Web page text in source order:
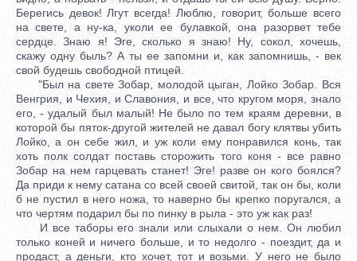
Берегись девок! Лгут всегда! Люблю, говорит, больше всего
на свете, а ну-ка, уколи ее булавкой, она разорвет тебе
сердце. Знаю я! Эге, сколько я знаю! Ну, сокол, хочешь,
скажу одну быль? А ты ее запомни и, как запомнишь, - век
свой будешь свободной птицей.
"Был на свете Зобар, молодой цыган, Лойко Зобар. Вся
Венгрия, и Чехия, и Славония, и все, что кругом моря, знало
его, - удалый был малый! Не было по тем краям деревни, в
которой бы пяток-другой жителей не давал богу клятвы убить
Лойко, а он себе жил, и уж коли ему понравился конь, так
хоть полк солдат поставь сторожить того коня - все равно
Зобар на нем гарцевать станет! Эге! разве он кого боялся?
Да приди к нему сатана со всей своей свитой, так он бы, коли
б не пустил в него ножа, то наверно бы крепко поругался, а
что чертям подарил бы по пинку в рыла - это уж как раз!
И все таборы его знали или слыхали о нем. Он любил
только коней и ничего больше, и то недолго - поездит, да и
продаст, а деньги, кто хочет, тот и возьми. У него не было